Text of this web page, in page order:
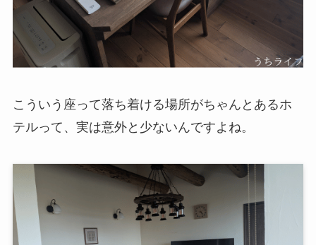
こういう座って落ち着ける場所がちゃんとあるホ
テルって、実は意外と少ないんですよね。